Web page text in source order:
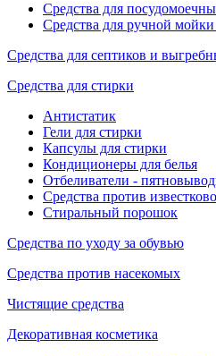
Средства для
Средства для ручной
Средства для септиков и
Средства для стирки
Антистатик
Гели для стирки
Капсулы для стирки
Кондиционеры для белья
Отбеливатели -
Средства против
Стиральный порошок
Средства по уходу за обувью
Средства против насекомых
Чистящие средства
Декоративная косметика